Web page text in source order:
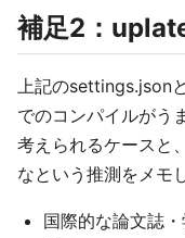
補足2：
上記のsettings.json
でのコンパイルがう
考えられるケースと
なという推測をメモ
国際的な論文誌